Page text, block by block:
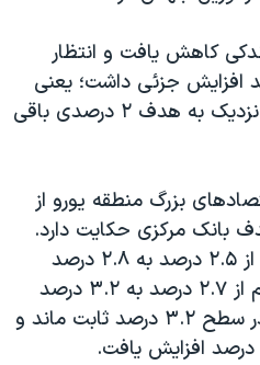
کاهش یافت و انتظار
از ۲.۳ به ۲.۴ درصد افزایش جزئی داشت؛ یعنی
انتظارات بلندمدت همچنان نزدیک به هدف ۲ درصدی باقی
بزرگ منطقه یورو از
بانک مرکزی حکایت دارد.
در فرانسه، نرخ تورم ماه مه از ۲.۵ درصد به ۲.۸ درصد
افزایش یافت. در ایتالیا، تورم از ۲.۷ درصد به ۳.۲ درصد
رسید. در اسپانیا، نرخ تورم در سطح ۳.۲ درصد ثابت ماند و